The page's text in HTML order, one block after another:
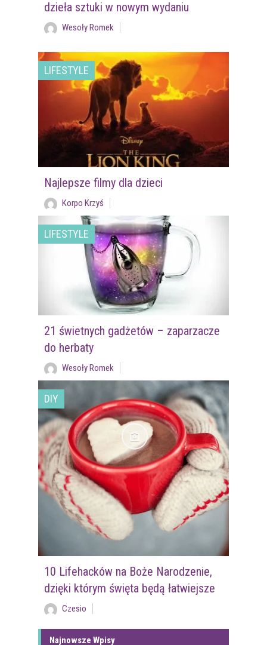
dzieła sztuki w nowym wydaniu
Wesoły Romek
LIFESTYLE
Najlepsze filmy dla dzieci
Korpo Krzyś
LIFESTYLE
21 świetnych gadżetów – zaparzacze
do herbaty
Wesoły Romek
DIY
10 Lifehacków na Boże Narodzenie,
dzięki którym święta będą łatwiejsze
Czesio
Najnowsze Wpisy